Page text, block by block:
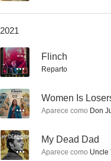
2021
-- Flinch
Reparto
-- Women Is
Aparece como Don
-- My Dead Dad
Aparece como Uncle